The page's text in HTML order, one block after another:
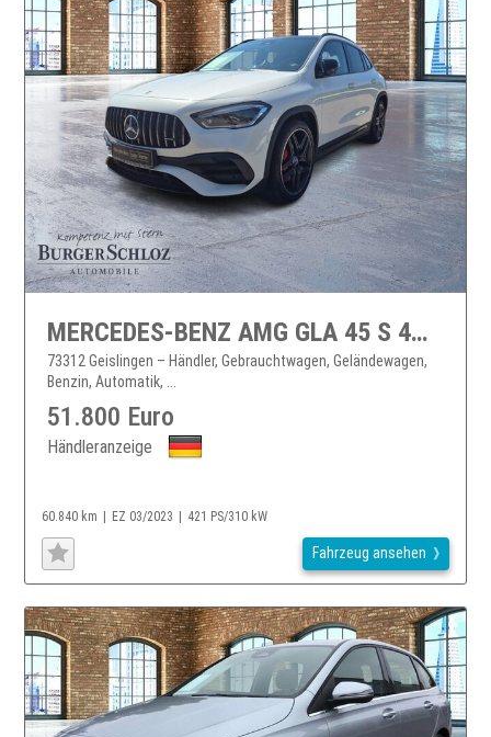
MERCEDES-BENZ AMG GLA 45 S 4MATIC+ 360 AHK AUT DynLicht Kam.
73312 Geislingen – Händler, Gebrauchtwagen, Geländewagen,
Benzin, Automatik, ...
51.800 Euro
Händleranzeige
60.840 km EZ 03/2023 421 PS/310 kW
Fahrzeug ansehen